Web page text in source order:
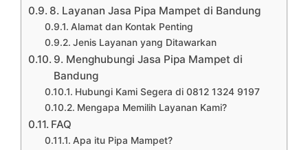
8. Layanan Jasa Pipa Mampet di Bandung
Alamat dan Kontak Penting
Jenis Layanan yang Ditawarkan
9. Menghubungi Jasa Pipa Mampet di
Bandung
Hubungi Kami Segera di 0812 1324 9197
Mengapa Memilih Layanan Kami?
FAQ
Apa itu Pipa Mampet?